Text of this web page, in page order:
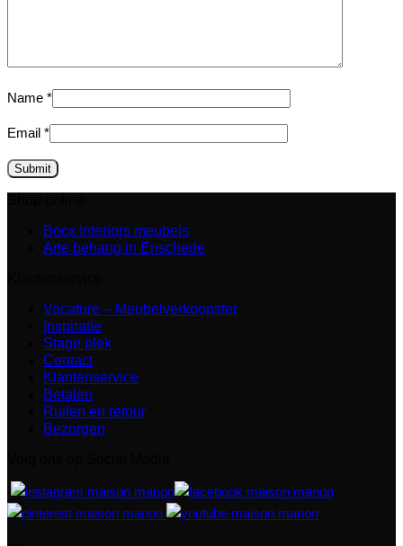
Name *
Email *
Bocx Interiors meubels
Arte behang in Enschede
Vacature – Meubelverkoopster
Inspiratie
Stage plek
Contact
Klantenservice
Betalen
Ruilen en retour
Bezorgen